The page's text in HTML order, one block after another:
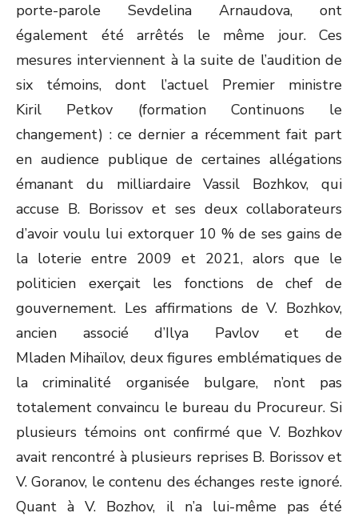
porte-parole Sevdelina Arnaudova, ont
également été arrêtés le même jour. Ces
mesures interviennent à la suite de l’audition de
six témoins, dont l’actuel Premier ministre
Kiril Petkov (formation Continuons le
changement) : ce dernier a récemment fait part
en audience publique de certaines allégations
émanant du milliardaire Vassil Bozhkov, qui
accuse B. Borissov et ses deux collaborateurs
d’avoir voulu lui extorquer 10 % de ses gains de
la loterie entre 2009 et 2021, alors que le
politicien exerçait les fonctions de chef de
gouvernement. Les affirmations de V. Bozhkov,
ancien associé d’Ilya Pavlov et de
Mladen Mihaïlov, deux figures emblématiques de
la criminalité organisée bulgare, n’ont pas
totalement convaincu le bureau du Procureur. Si
plusieurs témoins ont confirmé que V. Bozhkov
avait rencontré à plusieurs reprises B. Borissov et
V. Goranov, le contenu des échanges reste ignoré.
Quant à V. Bozhov, il n’a lui-même pas été